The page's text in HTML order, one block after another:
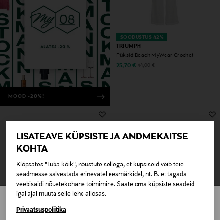
LISATEAVE KÜPSISTE JA ANDMEKAITSE
KOHTA
Klõpsates "Luba kõik", nõustute sellega, et küpsiseid võib teie
seadmesse salvestada erinevatel eesmärkidel, nt. B. et tagada
veebisaidi nõuetekohane toimimine. Saate oma küpsiste seadeid
igal ajal muuta selle lehe allosas.
Privaatsuspoliitika
MOOD -20%!
SOODUSTUS 42%
TRIUMPH
Püksid Beach MyWear Crochet
Discounted Price
25,70 € Original Price
44,00 €
SLEEPERS
Stockmann pole Sinu riigis saadaval.